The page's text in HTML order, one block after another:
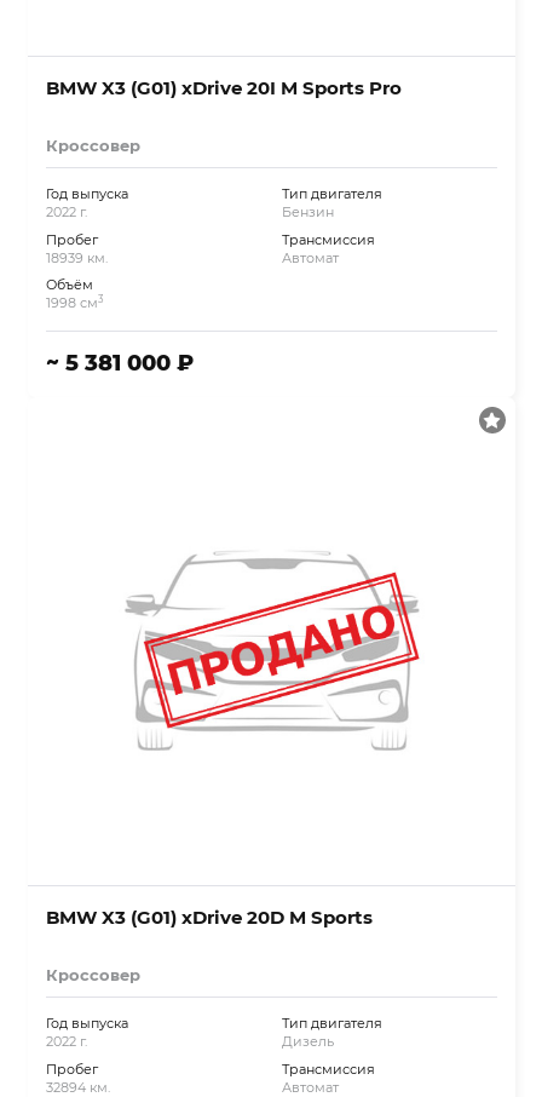
BMW X3 (G01) xDrive 20I M Sports Pro
Кроссовер
Год выпуска
2022 г.
Пробег
18939 км.
Объём
1998 см3
Тип двигателя
Бензин
Трансмиссия
Автомат
~ 5 381 000 ₽
BMW X3 (G01) xDrive 20D M Sports
Кроссовер
Год выпуска
2022 г.
Пробег
32894 км.
Тип двигателя
Дизель
Трансмиссия
Автомат